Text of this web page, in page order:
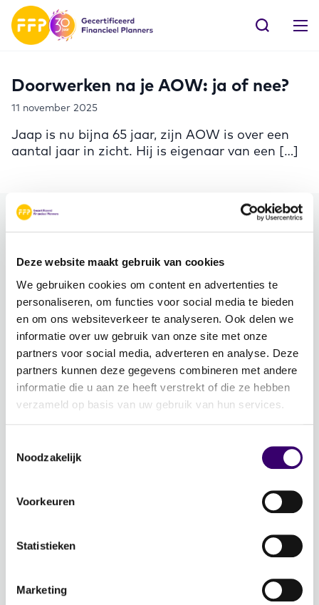
Deze website maakt gebruik van cookies
We gebruiken cookies om content en advertenties te
personaliseren, om functies voor social media te bieden
en om ons websiteverkeer te analyseren. Ook delen we
informatie over uw gebruik van onze site met onze
partners voor social media, adverteren en analyse. Deze
partners kunnen deze gegevens combineren met andere
informatie die u aan ze heeft verstrekt of die ze hebben
verzameld op basis van uw gebruik van hun services.
Noodzakelijk
Voorkeuren
Statistieken
Marketing
Doorwerken na je AOW: ja of nee?
11 november 2025
Jaap is nu bijna 65 jaar, zijn AOW is over een
aantal jaar in zicht. Hij is eigenaar van een […]
Meer FFP
Word ambassadeur!
Evenementen
Schrijf je in voor de nieuwsbrief: Jouw Plan –
Financiële planning voor een goed leven!
Lidmaatschap
Word CFP® professional
Inloggen
Over Ons
Voor de pers
Contactgegevens